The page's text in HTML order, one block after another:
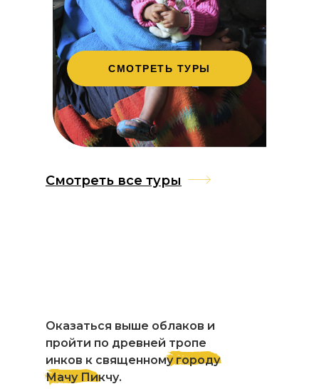
СМОТРЕТЬ ТУРЫ
Смотреть все туры
Оказаться выше облаков и
пройти по древней тропе
инков к священному городу
Мачу Пикчу.